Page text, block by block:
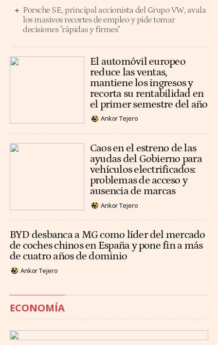
Porsche SE, principal accionista del Grupo VW, avala
los masivos recortes de empleo y pide tomar
decisiones "rápidas y firmes"
El automóvil europeo
reduce las ventas,
mantiene los ingresos y
recorta su rentabilidad en
el primer semestre del año
Ankor Tejero
Caos en el estreno de las
ayudas del Gobierno para
vehículos electrificados:
problemas de acceso y
ausencia de marcas
Ankor Tejero
BYD desbanca a MG como líder del mercado
de coches chinos en España y pone fin a más
de cuatro años de dominio
Ankor Tejero
ECONOMÍA